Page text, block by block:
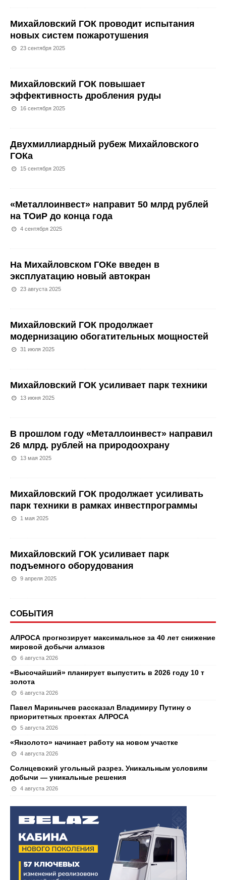
Михайловский ГОК проводит испытания
новых систем пожаротушения
23 сентября 2025
Михайловский ГОК повышает
эффективность дробления руды
16 сентября 2025
Двухмиллиардный рубеж Михайловского
ГОКа
15 сентября 2025
«Металлоинвест» направит 50 млрд рублей
на ТОиР до конца года
4 сентября 2025
На Михайловском ГОКе введен в
эксплуатацию новый автокран
23 августа 2025
Михайловский ГОК продолжает
модернизацию обогатительных мощностей
31 июля 2025
Михайловский ГОК усиливает парк техники
13 июня 2025
В прошлом году «Металлоинвест» направил
26 млрд. рублей на природоохрану
13 мая 2025
Михайловский ГОК продолжает усиливать
парк техники в рамках инвестпрограммы
1 мая 2025
Михайловский ГОК усиливает парк
подъемного оборудования
9 апреля 2025
СОБЫТИЯ
АЛРОСА прогнозирует максимальное за 40 лет снижение
мировой добычи алмазов
6 августа 2026
«Высочайший» планирует выпустить в 2026 году 10 т
золота
6 августа 2026
Павел Маринычев рассказал Владимиру Путину о
приоритетных проектах АЛРОСА
5 августа 2026
«Янзолото» начинает работу на новом участке
4 августа 2026
Солнцевский угольный разрез. Уникальным условиям
добычи — уникальные решения
4 августа 2026